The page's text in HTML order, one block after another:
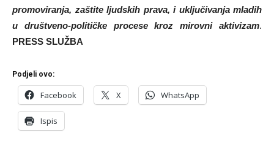
promoviranja, zaštite ljudskih prava, i uključivanja mladih
u društveno-političke procese kroz mirovni aktivizam.
PRESS SLUŽBA
Podjeli ovo:
Facebook X WhatsApp
Ispis